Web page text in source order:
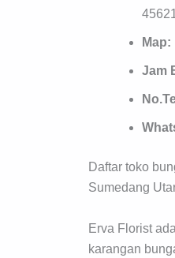
Map:
Jam
Daftar toko
Sumedang
Erva Florist
karangan